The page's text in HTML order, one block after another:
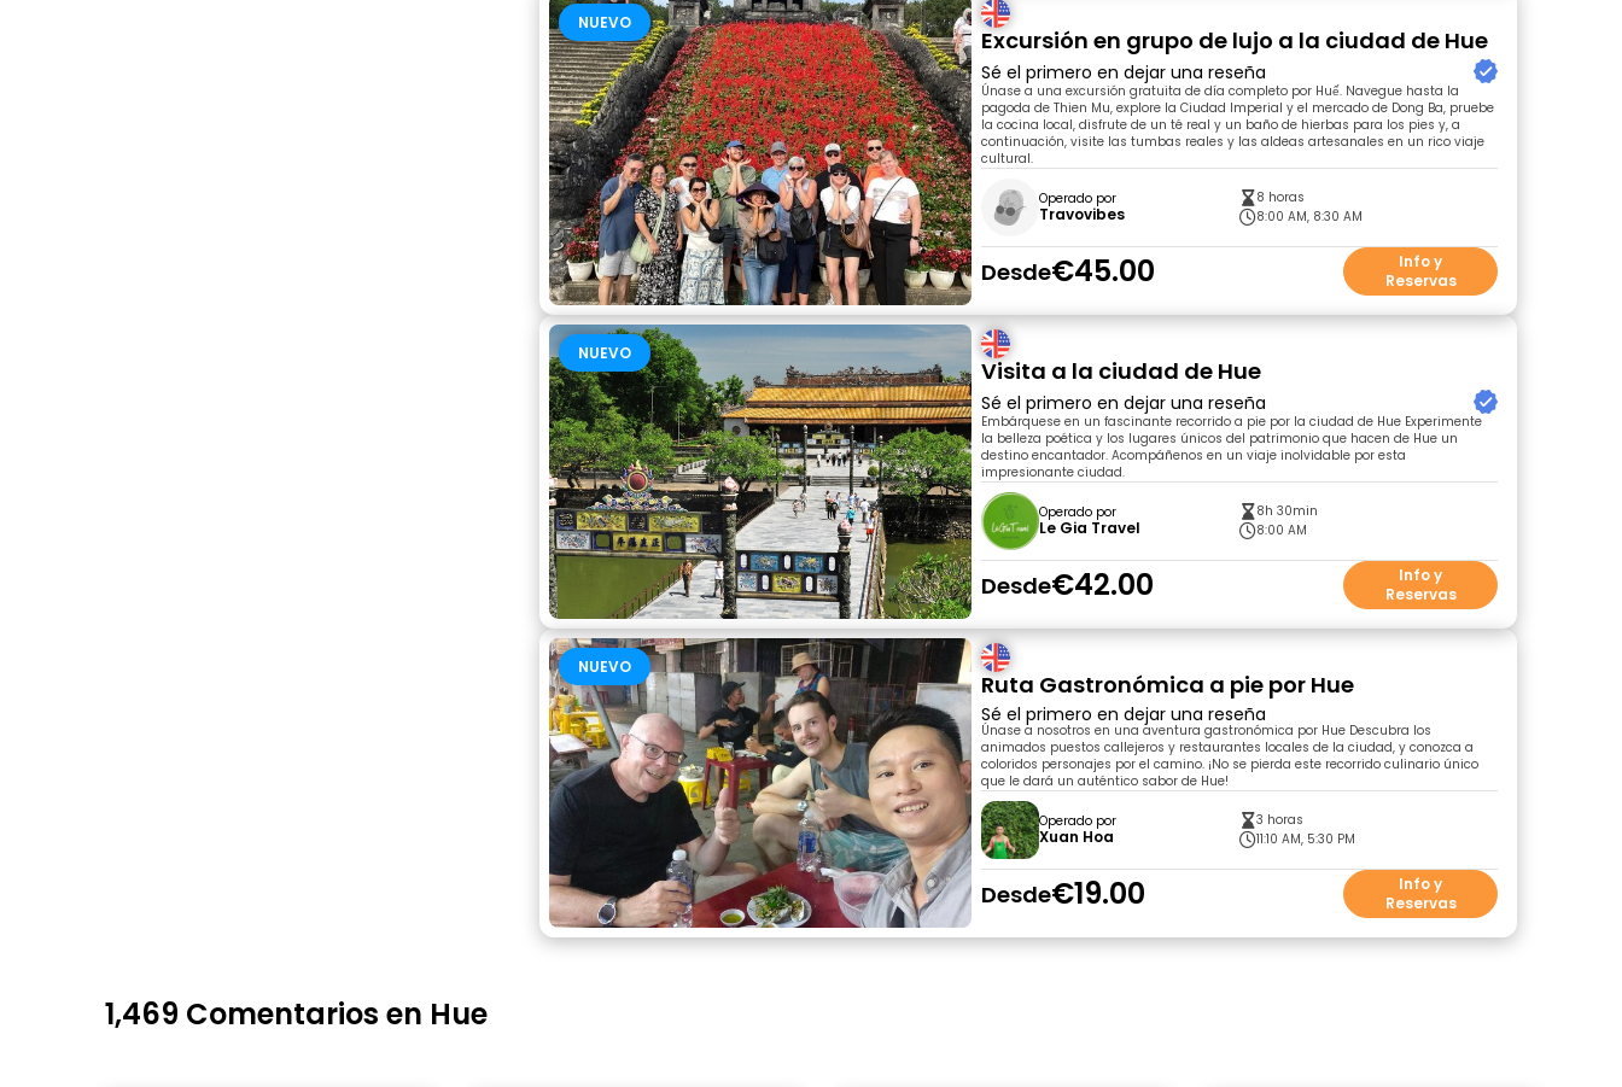
NUEVO
Excursión en grupo de lujo a la ciudad de Hue
Sé el primero en dejar una reseña
Únase a una excursión gratuita de día completo por Huế. Navegue hasta la
pagoda de Thien Mu, explore la Ciudad Imperial y el mercado de Dong Ba, pruebe
la cocina local, disfrute de un té real y un baño de hierbas para los pies y, a
continuación, visite las tumbas reales y las aldeas artesanales en un rico viaje
cultural.
Operado por
Travovibes
8 horas
8:00 AM, 8:30 AM
Desde€45.00
Info y
Reservas
NUEVO
Visita a la ciudad de Hue
Sé el primero en dejar una reseña
Embárquese en un fascinante recorrido a pie por la ciudad de Hue Experimente
la belleza poética y los lugares únicos del patrimonio que hacen de Hue un
destino encantador. Acompáñenos en un viaje inolvidable por esta
impresionante ciudad.
Operado por
Le Gia Travel
8h 30min
8:00 AM
Desde€42.00
Info y
Reservas
NUEVO
Ruta Gastronómica a pie por Hue
Sé el primero en dejar una reseña
Únase a nosotros en una aventura gastronómica por Hue Descubra los
animados puestos callejeros y restaurantes locales de la ciudad, y conozca a
coloridos personajes por el camino. ¡No se pierda este recorrido culinario único
que le dará un auténtico sabor de Hue!
Operado por
Xuan Hoa
3 horas
11:10 AM, 5:30 PM
Desde€19.00
Info y
Reservas
1,469 Comentarios en Hue